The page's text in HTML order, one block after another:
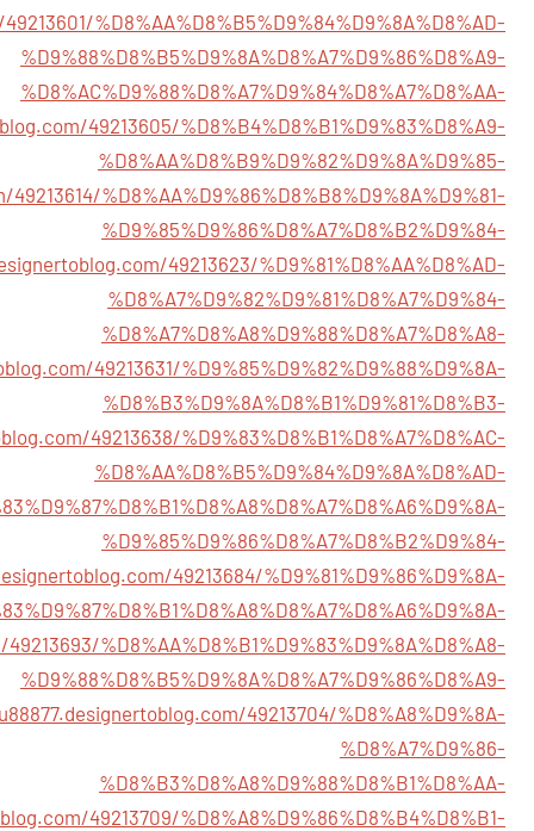
%D8%AA%D8%B5%D9%84%D9%8A%D8%AD-
%D9%88%D8%B5%D9%8A%D8%A7%D9%86%D8%A9-
%D8%AC%D9%88%D8%A7%D9%84%D8%A7%D8%AA-
49213605/%D8%B4%D8%B1%D9%83%D8%A9-
%D8%AA%D8%B9%D9%82%D9%8A%D9%85-
%D8%AA%D9%86%D8%B8%D9%8A%D9%81-
%D9%85%D9%86%D8%A7%D8%B2%D9%84-
49213623/%D9%81%D8%AA%D8%AD-
%D8%A7%D9%82%D9%81%D8%A7%D9%84-
%D8%A7%D8%A8%D9%88%D8%A7%D8%A8-
49213631/%D9%85%D9%82%D9%88%D9%8A-
%D8%B3%D9%8A%D8%B1%D9%81%D8%B3-
49213638/%D9%83%D8%B1%D8%A7%D8%AC-
%D8%AA%D8%B5%D9%84%D9%8A%D8%AD-
%D9%85%D9%86%D8%A7%D8%B2%D9%84-
49213684/%D9%81%D9%86%D9%8A-
%D8%AA%D8%B1%D9%83%D9%8A%D8%A8-
%D9%88%D8%B5%D9%8A%D8%A7%D9%86%D8%A9-
49213704/%D8%A8%D9%8A-
%D8%A7%D9%86-
%D8%B3%D8%A8%D9%88%D8%B1%D8%AA-
49213709/%D8%A8%D9%86%D8%B4%D8%B1-